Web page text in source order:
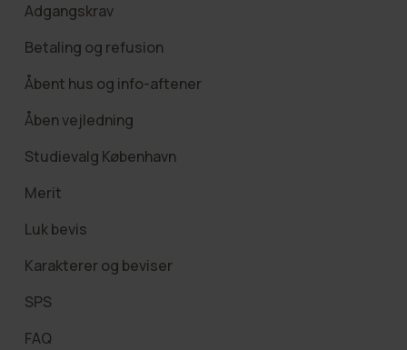
Adgangskrav
Betaling og refusion
Åbent hus og info-aftener
Åben vejledning
Studievalg København
Merit
Luk bevis
Karakterer og beviser
SPS
FAQ